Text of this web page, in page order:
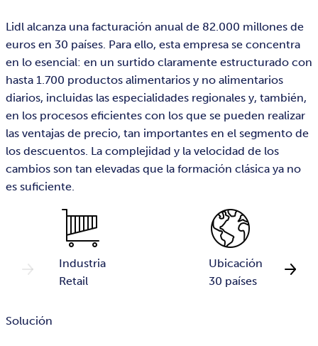
Lidl alcanza una facturación anual de 82.000 millones de
euros en 30 países. Para ello, esta empresa se concentra
en lo esencial: en un surtido claramente estructurado con
hasta 1.700 productos alimentarios y no alimentarios
diarios, incluidas las especialidades regionales y, también,
en los procesos eficientes con los que se pueden realizar
las ventajas de precio, tan importantes en el segmento de
los descuentos. La complejidad y la velocidad de los
cambios son tan elevadas que la formación clásica ya no
es suficiente.
Industria
Retail
Ubicación
30 países
Solución